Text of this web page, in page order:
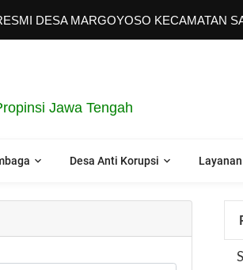
DESA MARGOYOSO KECAMATAN
Jawa Tengah
Desa Anti Korupsi